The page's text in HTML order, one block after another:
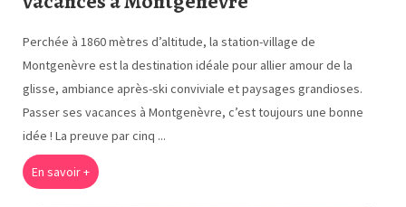
Perchée à 1860 mètres d’altitude, la station-village de
Montgenèvre est la destination idéale pour allier amour de la
glisse, ambiance après-ski conviviale et paysages grandioses.
Passer ses vacances à Montgenèvre, c’est toujours une bonne
idée ! La preuve par cinq ...
En savoir +